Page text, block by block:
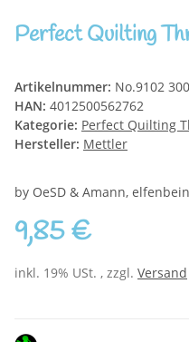
Perfect Quilting
Artikelnummer: No.9102
HAN: 4012500562762
Kategorie: Perfect Quilting
Hersteller: Mettler
by OeSD & Amann,
9,85 €
inkl. 19% USt. , zzgl. Versand